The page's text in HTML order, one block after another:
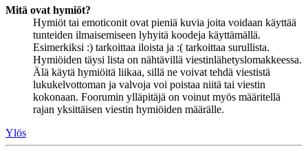
Mitä ovat hymiöt?
Hymiöt tai emoticonit ovat pieniä kuvia joita voidaan käyttää
tunteiden ilmaisemiseen lyhyitä koodeja käyttämällä.
Esimerkiksi :) tarkoittaa iloista ja :( tarkoittaa surullista.
Hymiöiden täysi lista on nähtävillä viestinlähetyslomakkeessa.
Älä käytä hymiöitä liikaa, sillä ne voivat tehdä viestistä
lukukelvottoman ja valvoja voi poistaa niitä tai viestin
kokonaan. Foorumin ylläpitäjä on voinut myös määritellä
rajan yksittäisen viestin hymiöiden määrälle.
Ylös